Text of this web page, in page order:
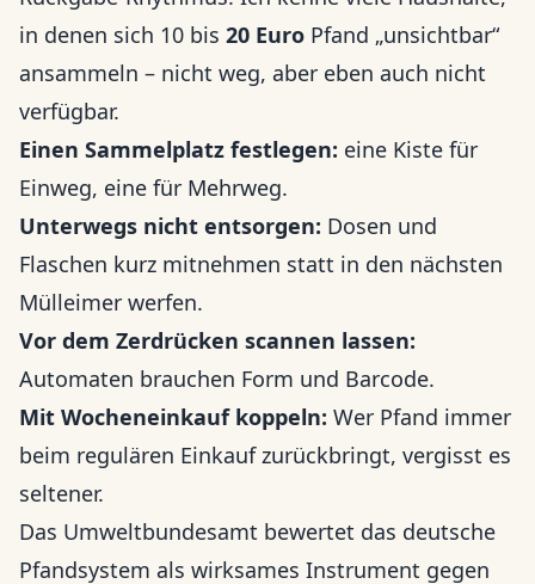
in denen sich 10 bis 20 Euro Pfand „unsichtbar“
ansammeln – nicht weg, aber eben auch nicht
verfügbar.
Einen Sammelplatz festlegen: eine Kiste für
Einweg, eine für Mehrweg.
Unterwegs nicht entsorgen: Dosen und
Flaschen kurz mitnehmen statt in den nächsten
Mülleimer werfen.
Vor dem Zerdrücken scannen lassen:
Automaten brauchen Form und Barcode.
Mit Wocheneinkauf koppeln: Wer Pfand immer
beim regulären Einkauf zurückbringt, vergisst es
seltener.
Das Umweltbundesamt bewertet das deutsche
Pfandsystem als wirksames Instrument gegen